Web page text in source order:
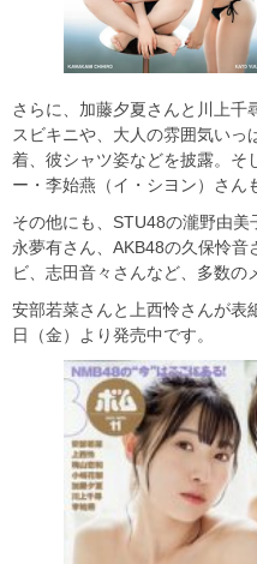
さらに、加藤夕夏さんと川上千
スビキニや、大人の雰囲気いっ
着、彼シャツ姿などを披露。そ
ー・李始燕（イ・シヨン）さん
その他にも、STU48の瀧野由
永夢有さん、AKB48の久保怜
ビ、志田音々さんなど、多数の
安部若菜さんと上西怜さんが表
日（金）より発売中です。